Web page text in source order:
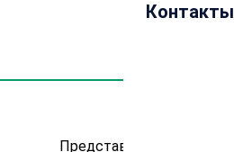
Контакты
Представлено 6 товаров